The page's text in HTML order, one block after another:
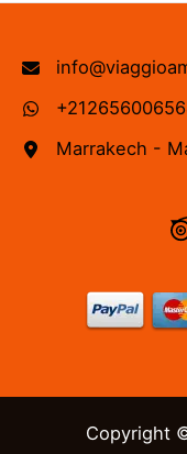
Marrakech -
Copyright